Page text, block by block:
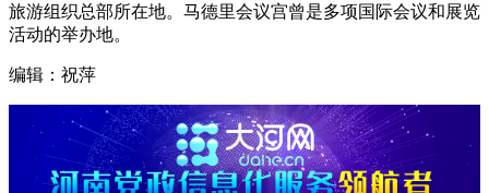
旅游组织总部所在地。马德里会议宫曾是多项国际会议和展览
活动的举办地。
编辑：祝萍